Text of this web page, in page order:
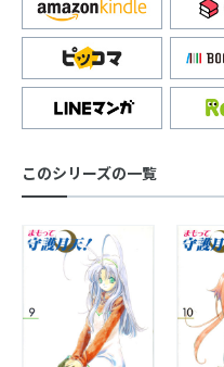
このシリーズの一覧